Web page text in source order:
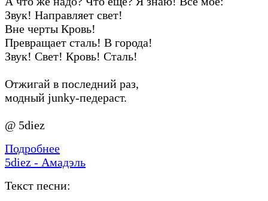
Звук! Направляет свет!
Вне черты Кровь!
Превращает сталь! В города!
Звук! Свет! Кровь! Сталь!
Отжигай в последний раз,
модный junky-педераст.
@ 5diez
Подробнее
5diez - Амадэль
Текст песни: